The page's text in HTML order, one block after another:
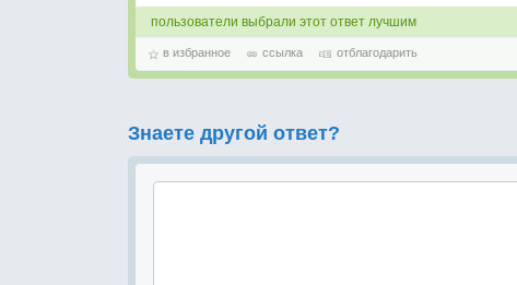
пользователи выбрали этот ответ лучшим
в избранное ссылка отблагодарить
Знаете другой ответ?